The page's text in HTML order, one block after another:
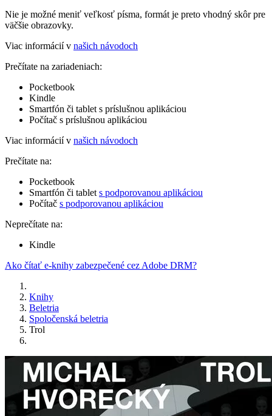
Nie je možné meniť veľkosť písma, formát je preto vhodný skôr pre
väčšie obrazovky.
Viac informácií v našich návodoch
Prečítate na zariadeniach:
Pocketbook
Kindle
Smartfón či tablet s príslušnou aplikáciou
Počítač s príslušnou aplikáciou
Viac informácií v našich návodoch
Prečítate na:
Pocketbook
Smartfón či tablet s podporovanou aplikáciou
Počítač s podporovanou aplikáciou
Neprečítate na:
Kindle
Ako čítať e-knihy zabezpečené cez Adobe DRM?
Knihy
Beletria
Spoločenská beletria
Trol